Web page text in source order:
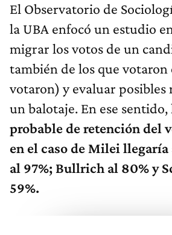
El Observatorio de
la UBA enfocó un estudio
migrar los votos de un
también de los que votaron
votaron) y evaluar posibles
un balotaje. En ese sentido,
probable de retención del
en el caso de Milei llegaría
al 97%; Bullrich al 80% y
59%.